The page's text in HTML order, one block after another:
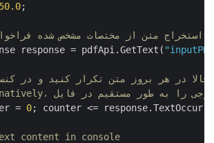
650.0
response = pdfApi.GetText(
حالا در هر بروز متن تکرار کنید و در
= 0
; counter <=
content in console